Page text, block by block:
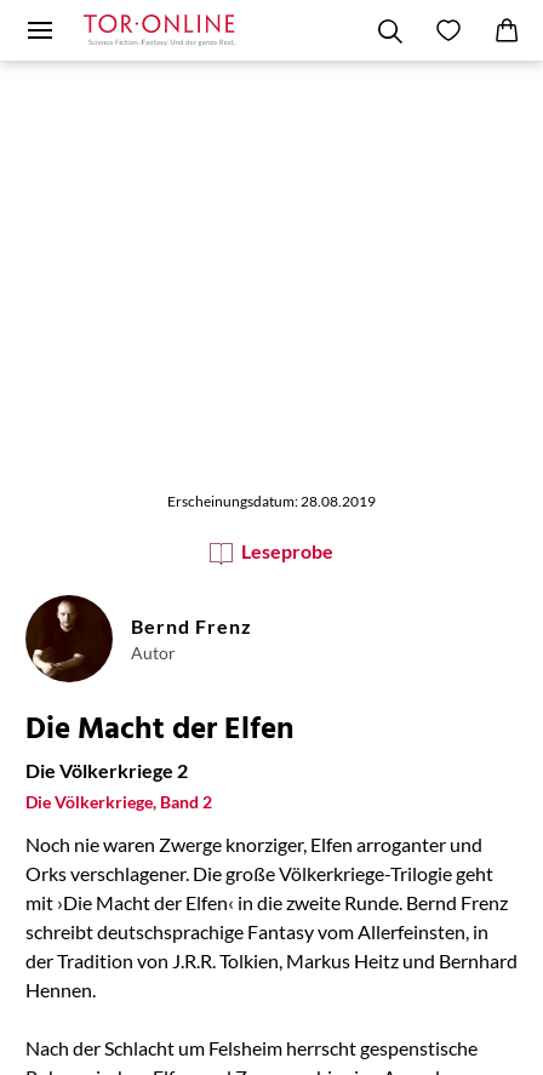
Erscheinungsdatum: 28.08.2019
Leseprobe
Bernd Frenz
Autor
Die Macht der Elfen
Die Völkerkriege 2
Die Völkerkriege, Band 2
Noch nie waren Zwerge knorziger, Elfen arroganter und
Orks verschlagener. Die große Völkerkriege-Trilogie geht
mit ›Die Macht der Elfen‹ in die zweite Runde. Bernd Frenz
schreibt deutschsprachige Fantasy vom Allerfeinsten, in
der Tradition von J.R.R. Tolkien, Markus Heitz und Bernhard
Hennen.
Nach der Schlacht um Felsheim herrscht gespenstische